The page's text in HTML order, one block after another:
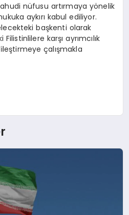
nüfusu artırmaya yönelik
aykırı kabul ediliyor.
başkenti olarak
karşı ayrımcılık
çalışmakla